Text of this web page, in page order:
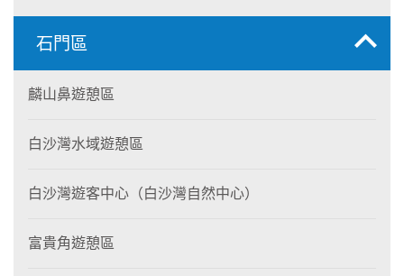
石門區
麟山鼻遊憩區
白沙灣水域遊憩區
白沙灣遊客中心（白沙灣自然中心）
富貴角遊憩區